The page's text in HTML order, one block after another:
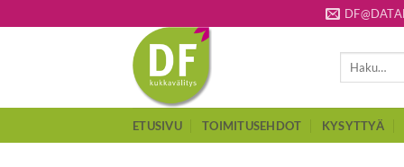
to
Etsi:
ETUSIVU TOIMITUSEHDOT KYSYTTYÄ